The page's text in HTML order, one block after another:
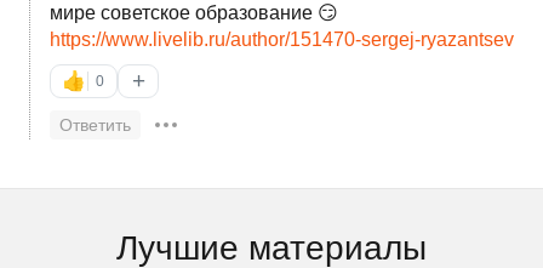
мире советское образование 😏
https://www.livelib.ru/author/151470-sergej-ryazantsev
👍 0 +
Ответить
Лучшие материалы